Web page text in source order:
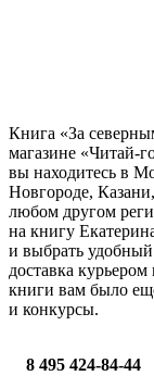
Книга «За
магазине «Читай-
вы находитесь в
Новгороде,
любом другом
на книгу
и выбрать
доставка
книги вам было
и конкурсы.
8 495 424-84-44